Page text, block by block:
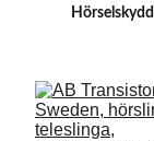
Hörselskydd